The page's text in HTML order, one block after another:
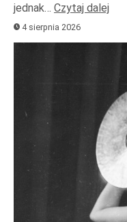
jednak… Czytaj dalej
4 sierpnia 2026